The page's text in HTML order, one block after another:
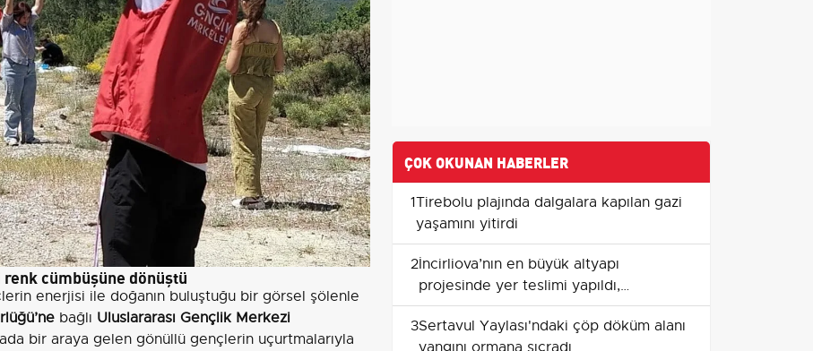
renk cümbüşüne dönüştü
enerjisi ile doğanın buluştuğu bir görsel şölenle
bağlı Uluslararası Gençlik Merkezi
bir araya gelen gönüllü gençlerin uçurtmalarıyla
ÇOK OKUNAN HABERLER
1Tirebolu plajında dalgalara kapılan gazi
yaşamını yitirdi
2İncirliova’nın en büyük altyapı
projesinde yer teslimi yapıldı,
çalışmalar temmuz ortasında
başlayacak
3Sertavul Yaylası'ndaki çöp döküm alanı
yangını ormana sıçradı